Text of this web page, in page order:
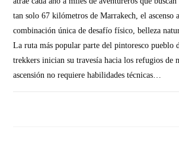
tan solo 67 kilómetros de Marrakech, el ascenso
combinación única de desafío físico, belleza
La ruta más popular parte del pintoresco pueblo
trekkers inician su travesía hacia los refugios de
ascensión no requiere habilidades técnicas…